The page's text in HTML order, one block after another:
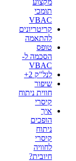
תומכי
VBAC
קריטריונים
להתאמה
טופס
הסכמה ל-
VBAC
לנל"ק 2+
שיפור
חווית ניתוח
קיסרי
איך
הופכים
ניתוח
קיסרי
לחוויה
חיובית?